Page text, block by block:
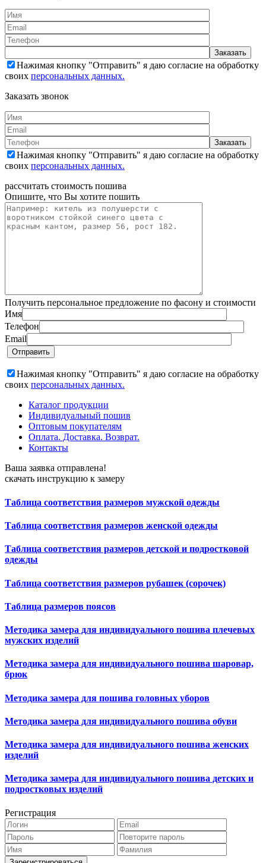
Нажимая кнопку "Отправить" я даю согласие на обработку
своих персональных данных.
Заказать звонок
Нажимая кнопку "Отправить" я даю согласие на обработку
своих персональных данных.
рассчитать стоимость пошива
Опишите, что Вы хотите пошить
Получить персональное предложение по фасону и стоимости
Имя
Телефон
Email
Нажимая кнопку "Отправить" я даю согласие на обработку
своих персональных данных.
Каталог продукции
Индивидуальный пошив
Оптовым покупателям
Оплата. Доставка. Возврат.
Контакты
Ваша заявка отправлена!
скачать инструкцию к замеру
Таблица соответствия размеров мужской одежды
Таблица соответствия размеров женской одежды
Таблица соответствия размеров детской и подростковой
одежды
Таблица соответствия размеров рубашек (сорочек)
Таблица размеров поясов
Методика замера для индивидуального пошива плечевых
мужских изделий
Методика замера для индивидуального пошива шаровар,
брюк
Методика замера для пошива головных уборов
Методика замера для индивидуального пошива обуви
Методика замера для индивидуального пошива женских
изделий
Методика замера для индивидуального пошива детских и
подростковых изделий
Регистрация